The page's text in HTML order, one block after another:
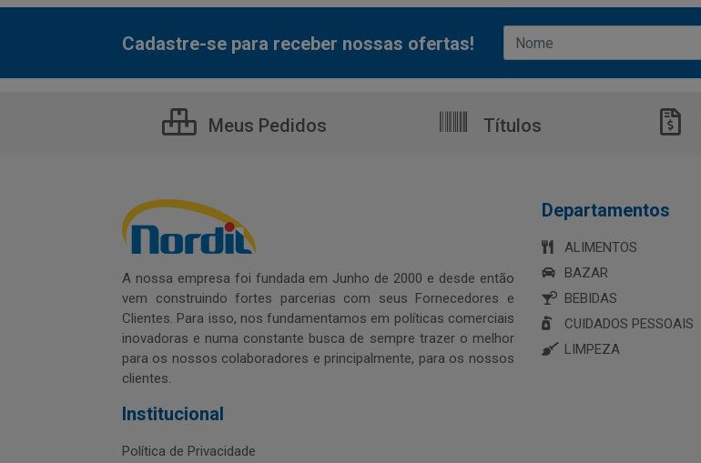
Cadastre-se para receber nossas ofertas!
Meus Pedidos Títulos
A nossa empresa foi fundada em Junho de 2000 e desde então
vem construindo fortes parcerias com seus Fornecedores e
Clientes. Para isso, nos fundamentamos em políticas comerciais
inovadoras e numa constante busca de sempre trazer o melhor
para os nossos colaboradores e principalmente, para os nossos
clientes.
Institucional
Política de Privacidade
Departamentos
ALIMENTOS
BAZAR
BEBIDAS
CUIDADOS PESSOAIS
LIMPEZA